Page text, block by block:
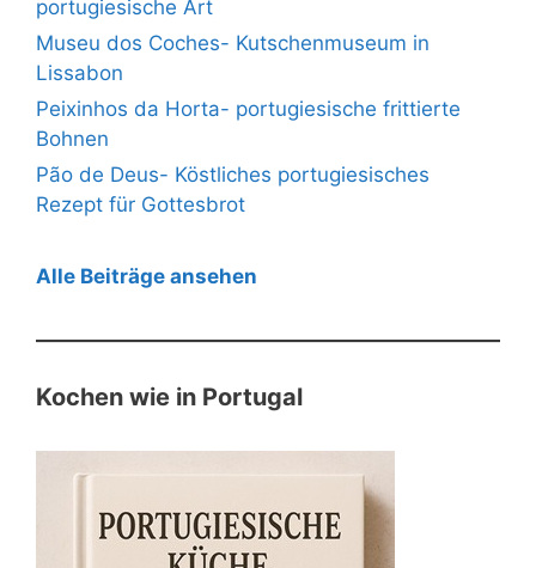
portugiesische Art
Museu dos Coches- Kutschenmuseum in
Lissabon
Peixinhos da Horta- portugiesische frittierte
Bohnen
Pão de Deus- Köstliches portugiesisches
Rezept für Gottesbrot
Alle Beiträge ansehen
Kochen wie in Portugal